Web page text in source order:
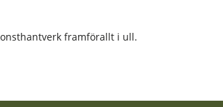
framförallt i ull.